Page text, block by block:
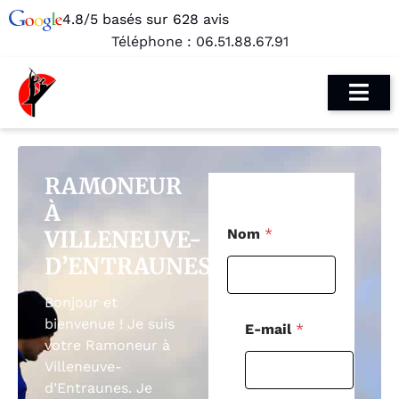
4.8/5 basés sur 628 avis
Téléphone : 06.51.88.67.91
RAMONEUR
À
VILLENEUVE-
D’ENTRAUNES
Bonjour et
bienvenue ! Je suis
votre Ramoneur à
Villeneuve-
d’Entraunes. Je
Nom *
m
i
E-mail *